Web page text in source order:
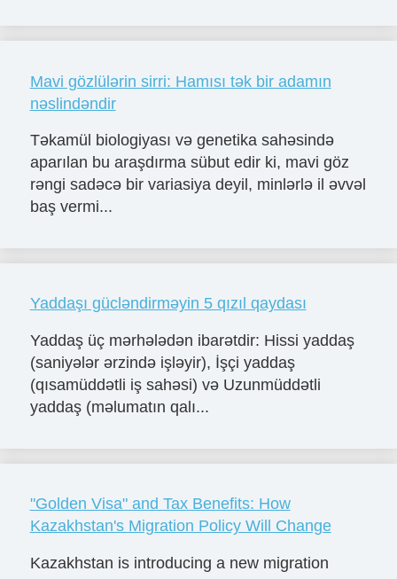
Mavi gözlülərin sirri: Hamısı tək bir adamın
nəslindəndir
Təkamül biologiyası və genetika sahəsində
aparılan bu araşdırma sübut edir ki, mavi göz
rəngi sadəcə bir variasiya deyil, minlərlə il əvvəl
baş vermi...
Yaddaşı gücləndirməyin 5 qızıl qaydası
Yaddaş üç mərhələdən ibarətdir: Hissi yaddaş
(saniyələr ərzində işləyir), İşçi yaddaş
(qısamüddətli iş sahəsi) və Uzunmüddətli
yaddaş (məlumatın qalı...
"Golden Visa" and Tax Benefits: How
Kazakhstan's Migration Policy Will Change
Kazakhstan is introducing a new migration